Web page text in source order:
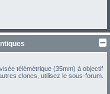
télémétrique (35mm) à objectif
clones, utilisez le sous-forum.